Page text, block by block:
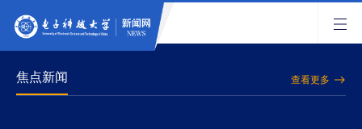
焦点新闻 查看更多